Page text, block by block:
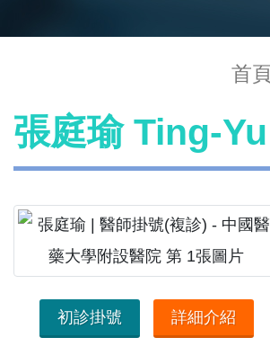
首
張庭瑜 Ting-
初診掛號 詳細介紹